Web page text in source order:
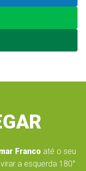
Franco até o seu
a esquerda 180°